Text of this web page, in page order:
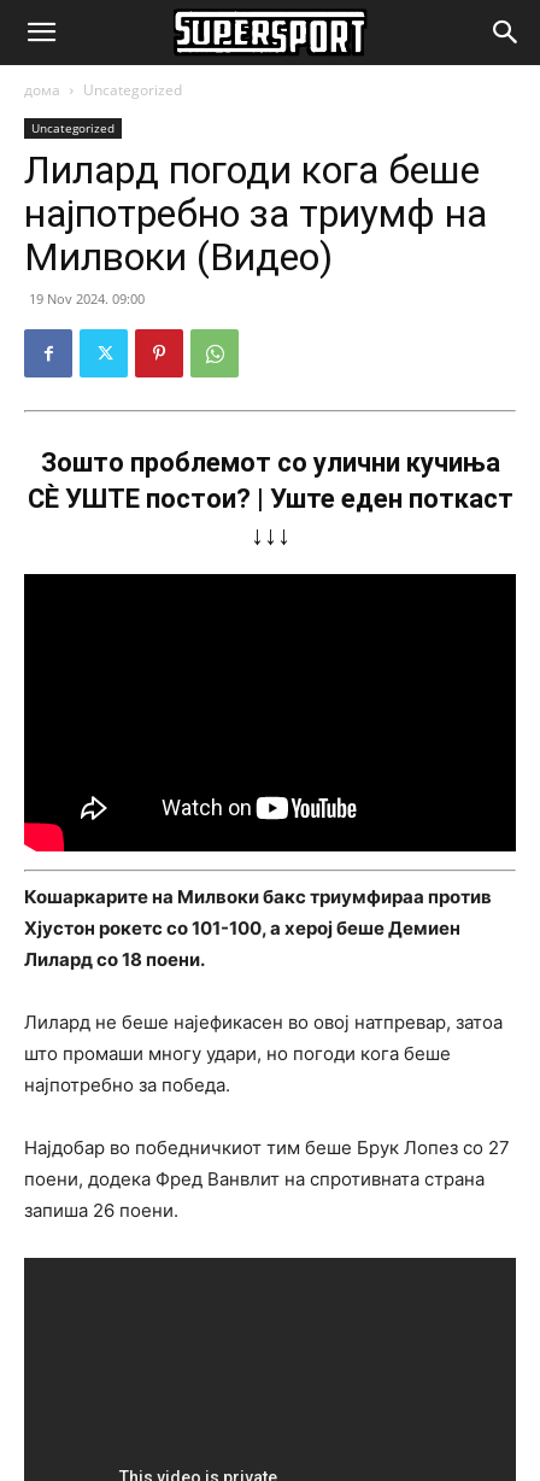
SuperSport.mk
дома Uncategorized
Uncategorized
Лилард погоди кога беше
најпотребно за триумф на
Милвоки (Видео)
19 Nov 2024. 09:00
Зошто проблемот со улични кучиња
СÈ УШТЕ постои? | Уште еден поткаст
↓↓↓
Кошаркарите на Милвоки бакс триумфираа против
Хјустон рокетс со 101-100, а херој беше Демиен
Лилард со 18 поени.
Лилард не беше најефикасен во овој натпревар, затоа
што промаши многу удари, но погоди кога беше
најпотребно за победа.
Најдобар во победничкиот тим беше Брук Лопез со 27
поени, додека Фред Ванвлит на спротивната страна
запиша 26 поени.